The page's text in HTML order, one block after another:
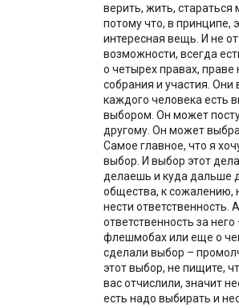
верить, жить, стараться
потому что, в принципе,
интересная вещь. И не
возможности, всегда
о четырех правах,
собрания и участия.
каждого человека есть
выбором. Он может
другому. Он может
Самое главное, что я
выбор. И выбор этот
делаешь и куда дальше
общества, к сожалению,
нести ответственность.
ответственность за
флешмобах или еще о
сделали выбор –
этот выбор, не пищите,
вас отчислили, значит
есть надо выбирать и